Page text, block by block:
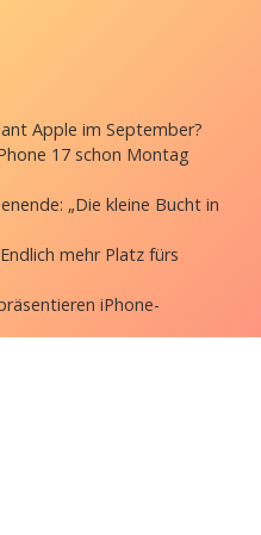
Apple im September?
17 schon Montag
„Die kleine Bucht in
mehr Platz fürs
iPhone-